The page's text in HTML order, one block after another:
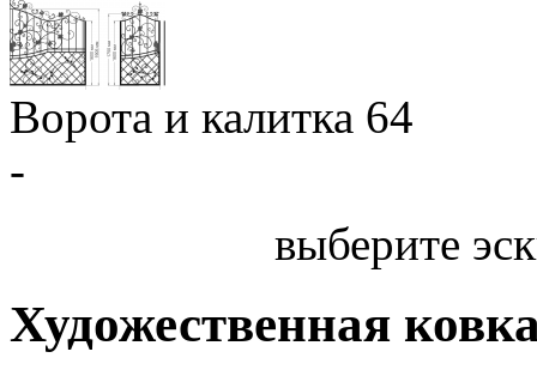
Ворота и калитка 64
-
выберите
Художественная